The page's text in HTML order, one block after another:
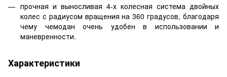
прочная и выносливая 4-х колесная система двойных
колес с радиусом вращения на 360 градусов, благодаря
чему чемодан очень удобен в использовании и
маневренности.
Характеристики